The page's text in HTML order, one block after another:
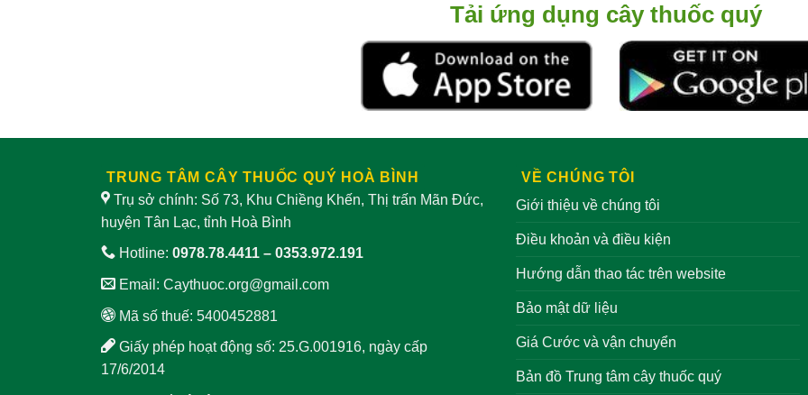
Tải ứng dụng cây thuốc quý
TRUNG TÂM CÂY THUỐC QUÝ HOÀ BÌNH
Trụ sở chính: Số 73, Khu Chiềng Khến, Thị trấn Mãn Đức,
huyện Tân Lạc, tỉnh Hoà Bình
Hotline: 0978.78.4411 – 0353.972.191
Email: Caythuoc.org@gmail.com
Mã số thuế: 5400452881
Giấy phép hoạt động số: 25.G.001916, ngày cấp
17/6/2014
VỀ CHÚNG TÔI
Giới thiệu về chúng tôi
Điều khoản và điều kiện
Hướng dẫn thao tác trên website
Bảo mật dữ liệu
Giá Cước và vận chuyển
Bản đồ Trung tâm cây thuốc quý